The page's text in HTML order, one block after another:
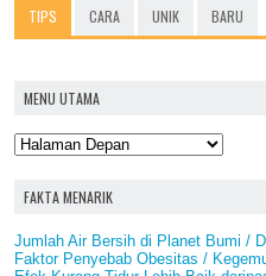
TIPS CARA UNIK BARU
MENU UTAMA
FAKTA MENARIK
Jumlah Air Bersih di Planet Bumi /
Faktor Penyebab Obesitas /